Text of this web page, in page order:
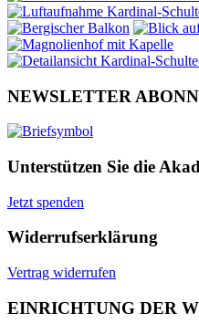
NEWSLETTER
Unterstützen Sie die
Jetzt spenden
Widerrufserklärung
Vertrag widerrufen
EINRICHTUNG DER